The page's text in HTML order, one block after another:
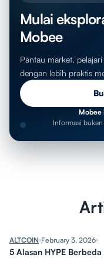
Mulai
Mobee
Pantau market,
dengan lebih praktis
Mobee
Informasi
ALTCOIN February 3, 2026
5 Alasan HYPE